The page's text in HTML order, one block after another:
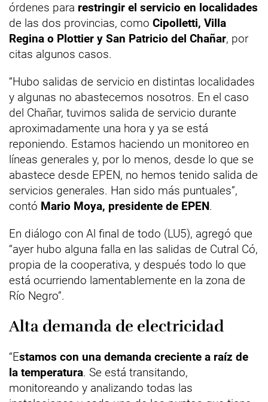
órdenes para restringir el servicio en localidades
de las dos provincias, como Cipolletti, Villa
Regina o Plottier y San Patricio del Chañar, por
citas algunos casos.
“Hubo salidas de servicio en distintas localidades
y algunas no abastecemos nosotros. En el caso
del Chañar, tuvimos salida de servicio durante
aproximadamente una hora y ya se está
reponiendo. Estamos haciendo un monitoreo en
líneas generales y, por lo menos, desde lo que se
abastece desde EPEN, no hemos tenido salida de
servicios generales. Han sido más puntuales”,
contó Mario Moya, presidente de EPEN.
En diálogo con Al final de todo (LU5), agregó que
“ayer hubo alguna falla en las salidas de Cutral Có,
propia de la cooperativa, y después todo lo que
está ocurriendo lamentablemente en la zona de
Río Negro”.
Alta demanda de electricidad
“Estamos con una demanda creciente a raíz de
la temperatura. Se está transitando,
monitoreando y analizando todas las